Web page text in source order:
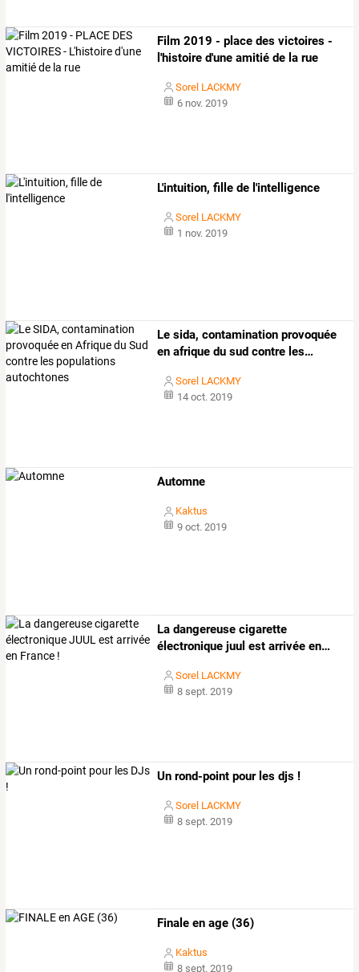
Film 2019 - place des victoires -
l'histoire d'une amitié de la rue
Sorel LACKMY
6 nov. 2019
L'intuition, fille de l'intelligence
Sorel LACKMY
1 nov. 2019
Le sida, contamination provoquée
en afrique du sud contre les…
Sorel LACKMY
14 oct. 2019
Automne
Kaktus
9 oct. 2019
La dangereuse cigarette
électronique juul est arrivée en…
Sorel LACKMY
8 sept. 2019
Un rond-point pour les djs !
Sorel LACKMY
8 sept. 2019
Finale en age (36)
Kaktus
8 sept. 2019